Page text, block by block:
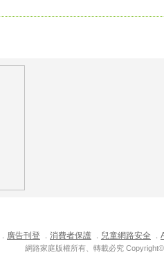
． 廣告刊登 ． 消費者保護 ． 兒童網路安全 ．
網路家庭版權所有、轉載必究